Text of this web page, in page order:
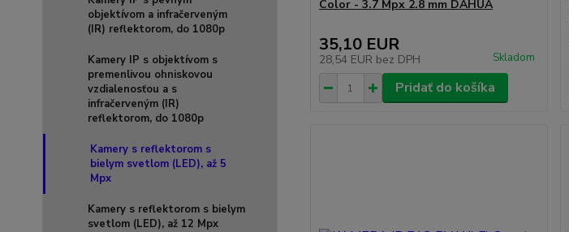
objektívom a infračerveným
(IR) reflektorom, do 1080p
Kamery IP s objektívom s
premenlivou ohniskovou
vzdialenosťou a s
infračerveným (IR)
reflektorom, do 1080p
Kamery s reflektorom s
bielym svetlom (LED), až 5
Mpx
Kamery s reflektorom s bielym
svetlom (LED), až 12 Mpx
Color - 3.7 Mpx 2.8 mm DAHUA
35,10 EUR
28,54 EUR bez DPH Skladom
Pridať do košíka